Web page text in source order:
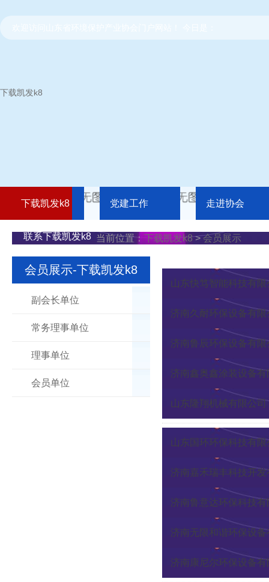
下载凯发k8
下载凯发k8 党建工作 走进协会
联系下载凯发k8 当前位置： 下载凯发k8>会员展示
会员展示-下载凯发k8
副会长单位
常务理事单位
理事单位
会员单位
山东快笃智能科技有限
济南久耐环保设备有限
济南鲁辰环保设备有限
济南鑫奥鑫涂装设备有
山东隆翔机械有限公司
山东国环环保科技有限
济南嘉禾瑞丰科技开发
济南鲁意达环保科技有
济南无限和谐环保设备
济南康尼尔环保设备有